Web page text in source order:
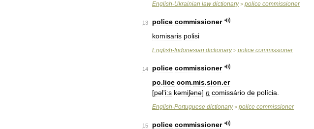
English-Ukrainian law dictionary> police commissioner
13 police commissioner
komisaris polisi
English-Indonesian dictionary> police commissioner
14 police commissioner
po.lice com.mis.sion.er
[pəl'i:s kəmiʃənə] n comissário de polícia
English-Portuguese dictionary> police commissioner
15 police commissioner